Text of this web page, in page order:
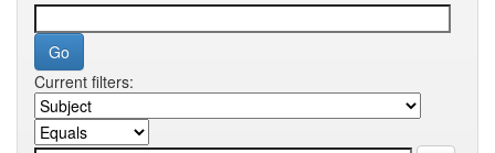
Current filters: